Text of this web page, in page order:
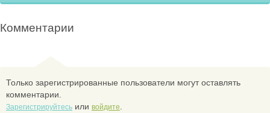
Комментарии
Только зарегистрированные пользователи могут оставлять
комментарии.
Зарегистрируйтесь или войдите